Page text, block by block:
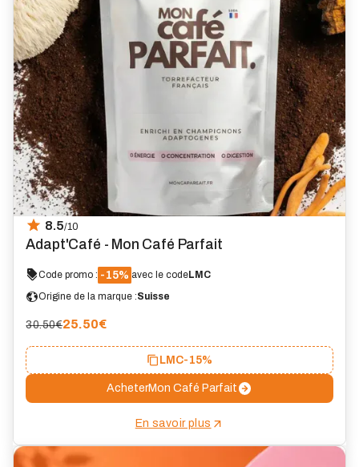
8.5/10
Adapt'Café - Mon Café Parfait
Code promo : -15% avec le codeLMC
Origine de la marque :Suisse
30.50€25.50€
LMC-15%
AcheterMon Café Parfait
En savoir plus